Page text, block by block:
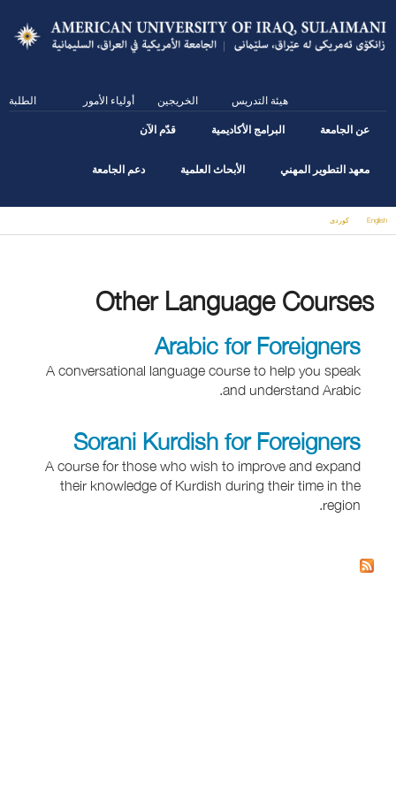
main
content
الطلبة أولياء الأمور الخريجين هيئة التدريس
عن الجامعة البرامج الأكاديمية قدّم الآن
معهد التطوير المهني الأبحاث العلمية دعم الجامعة
English كوردى
Other Language Courses
Arabic for Foreigners
A conversational language course to help you speak
and understand Arabic.
Sorani Kurdish for Foreigners
A course for those who wish to improve and expand
their knowledge of Kurdish during their time in the
region.